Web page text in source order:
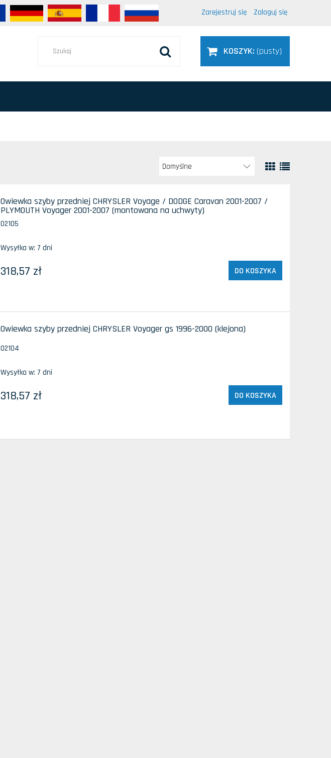
Zarejestruj się Zaloguj się
KOSZYK: (pusty)
Owiewka szyby przedniej CHRYSLER Voyage / DODGE Caravan 2001-2007 /
PLYMOUTH Voyager 2001-2007 (montowana na uchwyty)
02105
Wysyłka w: 7 dni
318,57 zł DO KOSZYKA
Owiewka szyby przedniej CHRYSLER Voyager gs 1996-2000 (klejona)
02104
Wysyłka w: 7 dni
318,57 zł DO KOSZYKA